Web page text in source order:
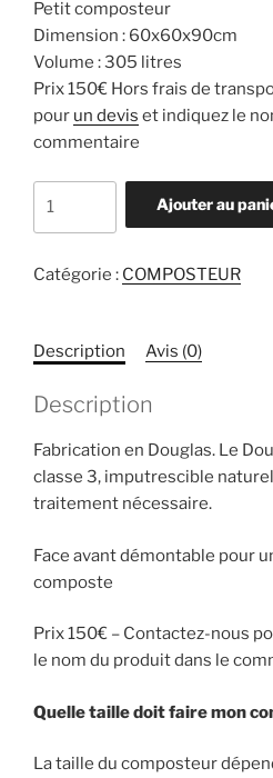
Petit composteur
Dimension : 60x60x90cm
Volume : 305 litres
Prix 150€ Hors frais de
pour un devis et indiquez le
commentaire
Composteur
Ajouter au
Catégorie : COMPOSTEUR
Description Avis (0)
Description
Fabrication en Douglas. Le
classe 3, imputrescible
traitement nécessaire.
Face avant démontable pour
composte
Prix 150€ – Contactez-nous
le nom du produit dans le
Quelle taille doit faire mon
La taille du composteur